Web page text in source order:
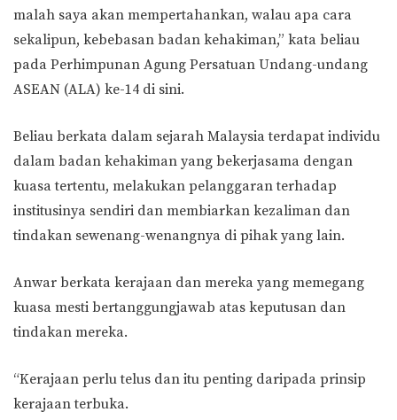
malah saya akan mempertahankan, walau apa cara
sekalipun, kebebasan badan kehakiman,” kata beliau
pada Perhimpunan Agung Persatuan Undang-undang
ASEAN (ALA) ke-14 di sini.
Beliau berkata dalam sejarah Malaysia terdapat individu
dalam badan kehakiman yang bekerjasama dengan
kuasa tertentu, melakukan pelanggaran terhadap
institusinya sendiri dan membiarkan kezaliman dan
tindakan sewenang-wenangnya di pihak yang lain.
Anwar berkata kerajaan dan mereka yang memegang
kuasa mesti bertanggungjawab atas keputusan dan
tindakan mereka.
“Kerajaan perlu telus dan itu penting daripada prinsip
kerajaan terbuka.